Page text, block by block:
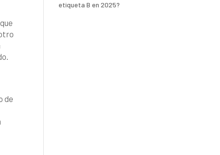
de
etiqueta B en 2025?